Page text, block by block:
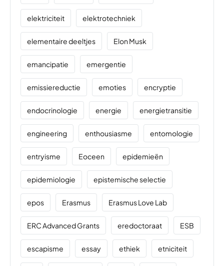
elektriciteit elektrotechniek
elementaire deeltjes Elon Musk
emancipatie emergentie
emissiereductie emoties encryptie
endocrinologie energie energietransitie
engineering enthousiasme entomologie
entryisme Eoceen epidemieën
epidemiologie epistemische selectie
epos Erasmus Erasmus Love Lab
ERC Advanced Grants eredoctoraat ESB
escapisme essay ethiek etniciteit